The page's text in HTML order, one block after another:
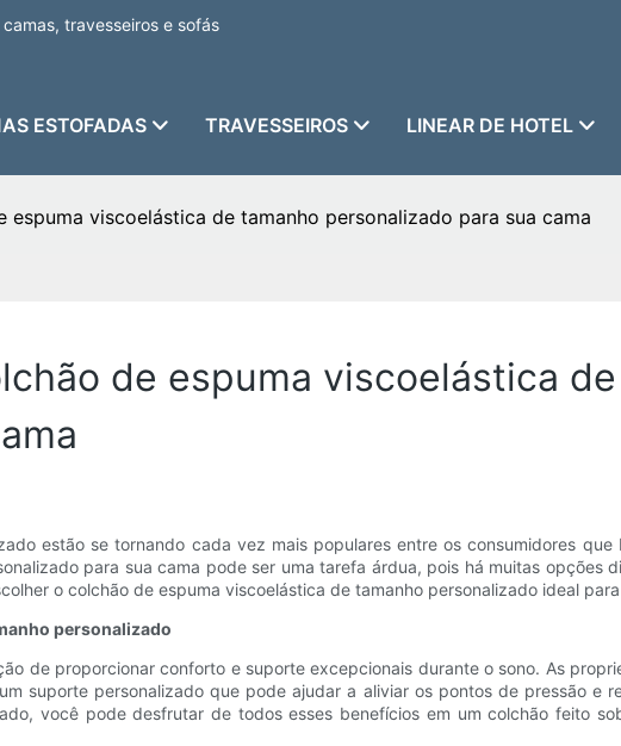
travesseiros e sofás
ESTOFADAS TRAVESSEIROS LINEAR DE HOTEL
viscoelástica de tamanho personalizado para sua cama
de espuma viscoelástica
estão se tornando cada vez mais populares entre os consumidores
para sua cama pode ser uma tarefa árdua, pois há muitas opções
o colchão de espuma viscoelástica de tamanho personalizado ideal
personalizado
de proporcionar conforto e suporte excepcionais durante o sono. As
suporte personalizado que pode ajudar a aliviar os pontos de pressão e
você pode desfrutar de todos esses benefícios em um colchão feito